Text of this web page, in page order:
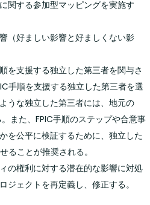
関する参加型マッピングを実施す
（好ましい影響と好ましくない影
を支援する独立した第三者を関与さ
手順を支援する独立した第三者を選
うな独立した第三者には、地元の
また、FPIC手順のステップや合意事
を公平に検証するために、独立した
ることが推奨される。
の権利に対する潜在的な影響に対処
ジェクトを再定義し、修正する。